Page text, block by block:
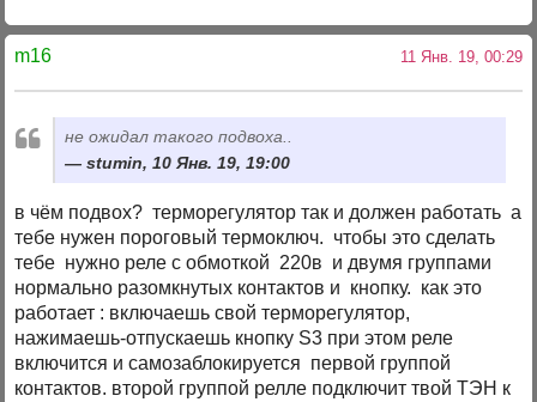
m16 11 Янв. 19, 00:29
не ожидал такого подвоха..
stumin, 10 Янв. 19, 19:00
в чём подвох? терморегулятор так и должен работать а
тебе нужен пороговый термоключ. чтобы это сделать
тебе нужно реле с обмоткой 220в и двумя группами
нормально разомкнутых контактов и кнопку. как это
работает : включаешь свой терморегулятор,
нажимаешь-отпускаешь кнопку S3 при этом реле
включится и самозаблокируется первой группой
контактов. второй группой релле подключит твой ТЭН к